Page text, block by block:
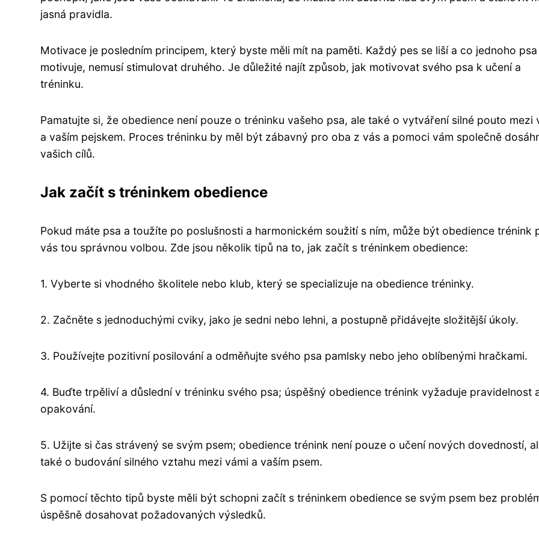
jasná pravidla.
Motivace je posledním principem, který byste měli mít na paměti. Každý pes se liší a co jednoho psa
motivuje, nemusí stimulovat druhého. Je důležité najít způsob, jak motivovat svého psa k učení a
tréninku.
Pamatujte si, že obedience není pouze o tréninku vašeho psa, ale také o vytváření silné pouto mezi
a vaším pejskem. Proces tréninku by měl být zábavný pro oba z vás a pomoci vám společně
vašich cílů.
Jak začít s tréninkem obedience
Pokud máte psa a toužíte po poslušnosti a harmonickém soužití s ním, může být obedience trénink
vás tou správnou volbou. Zde jsou několik tipů na to, jak začít s tréninkem obedience:
1. Vyberte si vhodného školitele nebo klub, který se specializuje na obedience tréninky.
2. Začněte s jednoduchými cviky, jako je sedni nebo lehni, a postupně přidávejte složitější úkoly.
3. Používejte pozitivní posilování a odměňujte svého psa pamlsky nebo jeho oblíbenými hračkami.
4. Buďte trpěliví a důslední v tréninku svého psa; úspěšný obedience trénink vyžaduje pravidelnost
opakování.
5. Užijte si čas strávený se svým psem; obedience trénink není pouze o učení nových dovedností,
také o budování silného vztahu mezi vámi a vaším psem.
S pomocí těchto tipů byste měli být schopni začít s tréninkem obedience se svým psem bez
úspěšně dosahovat požadovaných výsledků.